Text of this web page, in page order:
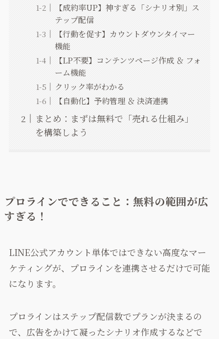
【成約率UP】神すぎる「シナリオ別」ス
テップ配信
【行動を促す】カウントダウンタイマー
機能
【LP不要】コンテンツページ作成 ＆ フォ
ーム機能
クリック率がわかる
【自動化】予約管理 ＆ 決済連携
まとめ：まずは無料で「売れる仕組み」
を構築しよう
プロラインでできること：無料の範囲が広
すぎる！
LINE公式アカウント単体ではできない高度なマー
ケティングが、プロラインを連携させるだけで可能
になります。
プロラインはステップ配信数でプランが決まるの
で、広告をかけて凝ったシナリオ作成するなどで